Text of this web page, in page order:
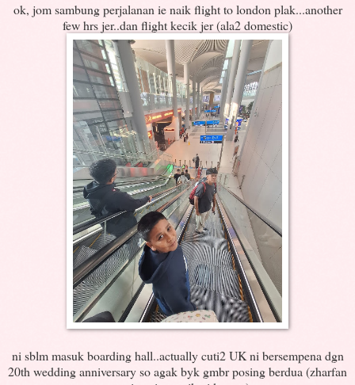
ok, jom sambung perjalanan ie naik flight to london plak...another
few hrs jer..dan flight kecik jer (ala2 domestic)
ni sblm masuk boarding hall..actually cuti2 UK ni bersempena dgn
20th wedding anniversary so agak byk gmbr posing berdua (zharfan